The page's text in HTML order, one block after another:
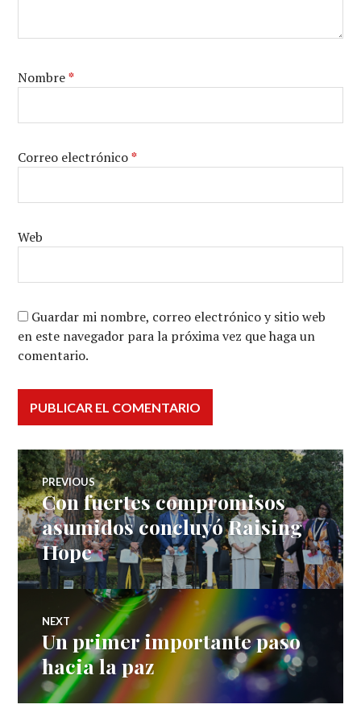
Nombre*
Correo electrónico*
Web
Guardar mi nombre, correo electrónico y sitio web
en este navegador para la próxima vez que haga un
comentario.
Navegación
de
entradas
PREVIOUS
Previous
post:
Con fuertes compromisos
asumidos concluyó Raising
Hope
NEXT
Next
post:
Un primer importante paso
hacia la paz